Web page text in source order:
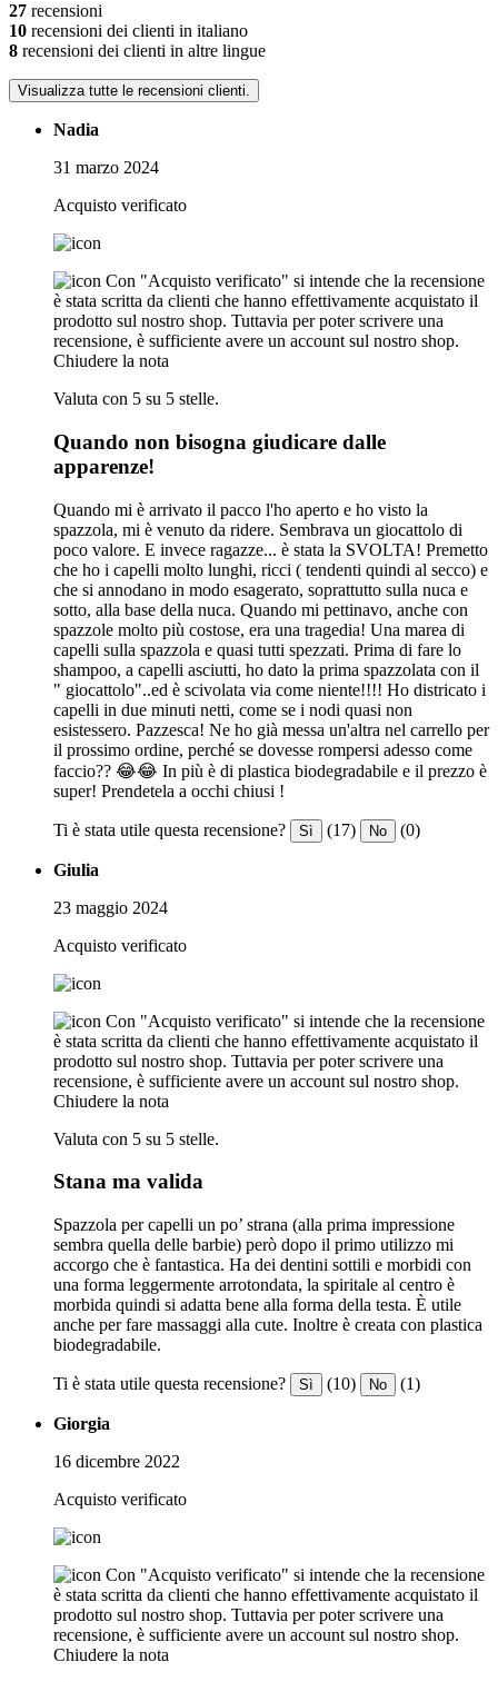
27 recensioni
10 recensioni dei clienti in italiano
8 recensioni dei clienti in altre lingue
Visualizza tutte le recensioni clienti.
Nadia
31 marzo 2024
Acquisto verificato
Con "Acquisto verificato" si intende che la recensione
è stata scritta da clienti che hanno effettivamente acquistato il
prodotto sul nostro shop. Tuttavia per poter scrivere una
recensione, è sufficiente avere un account sul nostro shop.
Chiudere la nota
Valuta con 5 su 5 stelle.
Quando non bisogna giudicare dalle
apparenze!
Quando mi è arrivato il pacco l'ho aperto e ho visto la
spazzola, mi è venuto da ridere. Sembrava un giocattolo di
poco valore. E invece ragazze... è stata la SVOLTA! Premetto
che ho i capelli molto lunghi, ricci ( tendenti quindi al secco) e
che si annodano in modo esagerato, soprattutto sulla nuca e
sotto, alla base della nuca. Quando mi pettinavo, anche con
spazzole molto più costose, era una tragedia! Una marea di
capelli sulla spazzola e quasi tutti spezzati. Prima di fare lo
shampoo, a capelli asciutti, ho dato la prima spazzolata con il
" giocattolo"..ed è scivolata via come niente!!!! Ho districato i
capelli in due minuti netti, come se i nodi quasi non
esistessero. Pazzesca! Ne ho già messa un'altra nel carrello per
il prossimo ordine, perché se dovesse rompersi adesso come
faccio?? 😂😂 In più è di plastica biodegradabile e il prezzo è
super! Prendetela a occhi chiusi !
Ti è stata utile questa recensione? Sì (17) No (0)
Giulia
23 maggio 2024
Acquisto verificato
Con "Acquisto verificato" si intende che la recensione
è stata scritta da clienti che hanno effettivamente acquistato il
prodotto sul nostro shop. Tuttavia per poter scrivere una
recensione, è sufficiente avere un account sul nostro shop.
Chiudere la nota
Valuta con 5 su 5 stelle.
Stana ma valida
Spazzola per capelli un po’ strana (alla prima impressione
sembra quella delle barbie) però dopo il primo utilizzo mi
accorgo che è fantastica. Ha dei dentini sottili e morbidi con
una forma leggermente arrotondata, la spiritale al centro è
morbida quindi si adatta bene alla forma della testa. È utile
anche per fare massaggi alla cute. Inoltre è creata con plastica
biodegradabile.
Ti è stata utile questa recensione? Sì (10) No (1)
Giorgia
16 dicembre 2022
Acquisto verificato
Con "Acquisto verificato" si intende che la recensione
è stata scritta da clienti che hanno effettivamente acquistato il
prodotto sul nostro shop. Tuttavia per poter scrivere una
recensione, è sufficiente avere un account sul nostro shop.
Chiudere la nota